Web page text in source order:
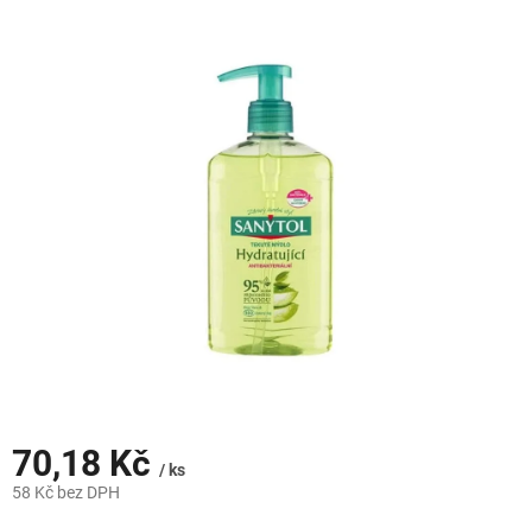
70,18 Kč / ks
58 Kč bez DPH